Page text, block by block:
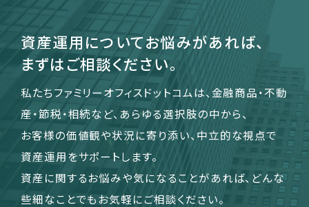
資産運用についてお悩みがあれば、
まずはご相談ください。
私たちファミリーオフィスドットコムは、金融商品・不動
産・節税・相続など、あらゆる選択肢の中から、
お客様の価値観や状況に寄り添い、中立的な視点で
資産運用をサポートします。
資産に関するお悩みや気になることがあれば、どんな
些細なことでもお気軽にご相談ください。